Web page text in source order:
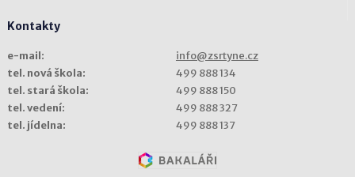
Kontakty
e-mail:
info@zsrtyne.cz
tel. nová škola:
499 888 134
tel. stará škola:
499 888 150
tel. vedení:
499 888 327
tel. jídelna:
499 888 137